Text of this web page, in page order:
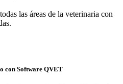
las áreas de la veterinaria con
con Software QVET